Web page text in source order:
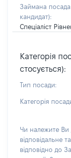
Займана посада
кандидат):
Спеціаліст
Категорія
стосується):
Тип посади:
Категорія
Чи належите Ви
відповідальне
відповідно до